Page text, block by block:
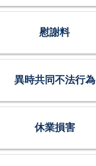
慰謝料
異時共同不法行為
休業損害